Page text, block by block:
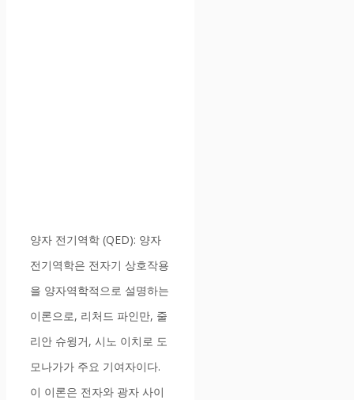
양자 전기역학 (QED): 양자
전기역학은 전자기 상호작용
을 양자역학적으로 설명하는
이론으로, 리처드 파인만, 줄
리안 슈윙거, 시노 이치로 도
모나가가 주요 기여자이다.
이 이론은 전자와 광자 사이